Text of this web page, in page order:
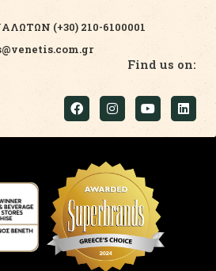
(+30) 210-6100001
Find us on: